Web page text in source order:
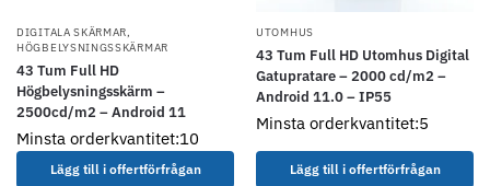
DIGITALA SKÄRMAR,
HÖGBELYSNINGSSKÄRMAR
43 Tum Full HD
Högbelysningsskärm –
2500cd/m2 – Android 11
Minsta orderkvantitet:10
Lägg till i offertförfrågan
UTOMHUS
43 Tum Full HD Utomhus Digital
Gatupratare – 2000 cd/m2 –
Android 11.0 – IP55
Minsta orderkvantitet:5
Lägg till i offertförfrågan